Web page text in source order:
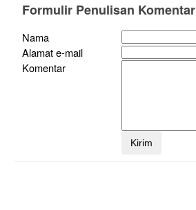
Formulir Penulisan Komentar
Nama
Alamat e-mail
Komentar